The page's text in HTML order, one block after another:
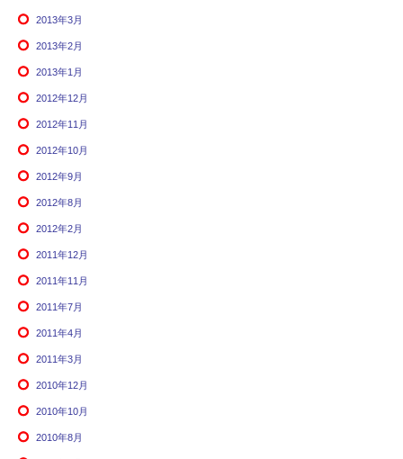
2013年3月
2013年2月
2013年1月
2012年12月
2012年11月
2012年10月
2012年9月
2012年8月
2012年2月
2011年12月
2011年11月
2011年7月
2011年4月
2011年3月
2010年12月
2010年10月
2010年8月